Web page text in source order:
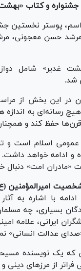
جشنواره و کتاب
پوستر نخستین
مرشد حسن معجونی،
غدیر» شامل
شد.
در این بخش از
رسانه‌ای به اندازه
حفظ کند و
عمومی اسلام است و
«مادران امت» دنبال
امیرالمؤمنین
ادامه با اشاره
بسیاری، چه
ایرانی، علامه
«صدای عدالت انسانی»
که یک نویسنده
از مرزهای دینی